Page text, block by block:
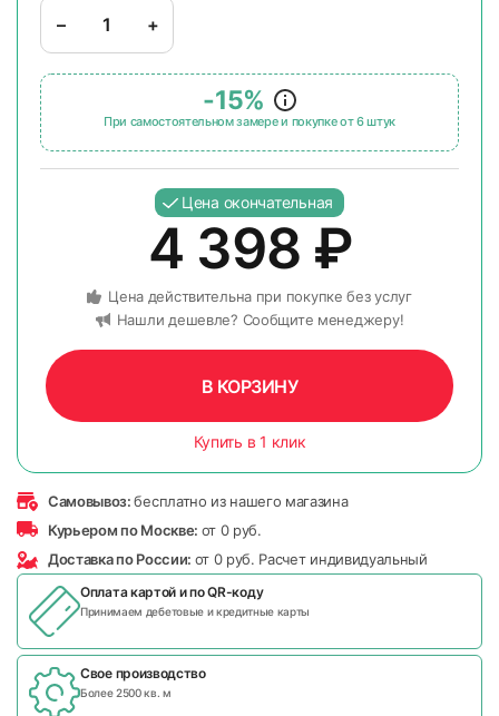
– +
-15%
При самостоятельном замере и покупке от 6 штук
Цена окончательная
4 398 ₽
Цена действительна при покупке без услуг
Нашли дешевле? Сообщите менеджеру!
В КОРЗИНУ
Купить в 1 клик
Самовывоз:бесплатно из нашего магазина
Курьером по Москве: от 0 руб.
Доставка по России: от 0 руб. Расчет индивидуальный
Оплата картой и поQR-коду
Принимаем дебетовые и кредитные карты
Свое производство
Более 2500 кв. м